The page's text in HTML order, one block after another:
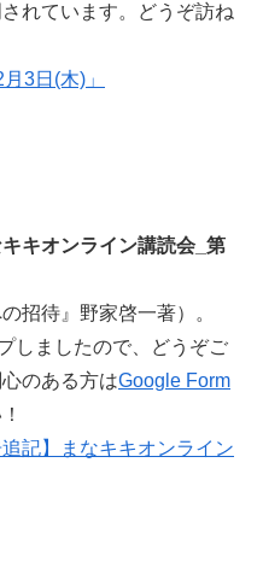
されています。どうぞ訪ね
3日(木)」
キオンライン講読会_第
招待』野家啓一著）。
しましたので、どうぞご
のある方はGoogle Form
追記】まなキキオンライン